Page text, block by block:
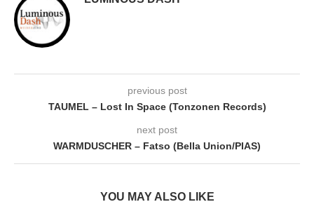
previous post
TAUMEL – Lost In Space (Tonzonen Records)
next post
WARMDUSCHER – Fatso (Bella Union/PIAS)
YOU MAY ALSO LIKE